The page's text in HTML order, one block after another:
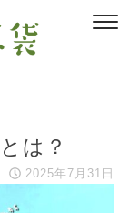
は？
2025年7月31日